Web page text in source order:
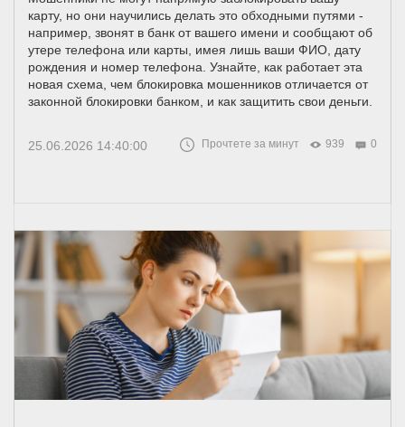
карту, но они научились делать это обходными путями -
например, звонят в банк от вашего имени и сообщают об
утере телефона или карты, имея лишь ваши ФИО, дату
рождения и номер телефона. Узнайте, как работает эта
новая схема, чем блокировка мошенников отличается от
законной блокировки банком, и как защитить свои деньги.
25.06.2026 14:40:00 Прочтете за минут 939 0